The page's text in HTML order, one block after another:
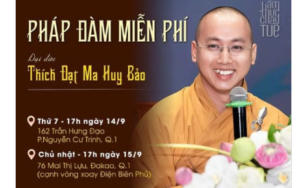
GHÉ
PHÁP
NHÀ
TUỆ
THÁNG